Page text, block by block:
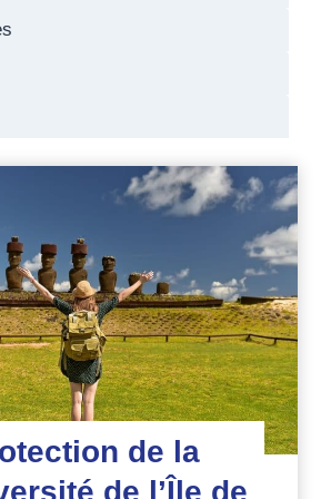
de la
de l’Île de